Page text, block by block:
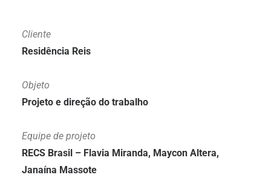
Cliente
Residência Reis
Objeto
Projeto e direção do trabalho
Equipe de projeto
RECS Brasil – Flavia Miranda, Maycon Altera,
Janaína Massote